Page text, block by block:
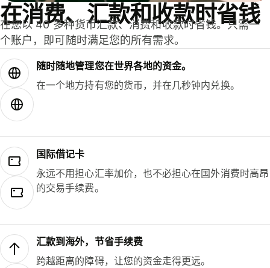
在消费、汇款和收款时省钱
在您以 40 多种货币汇款、消费和收款时省钱。只需一
个账户，即可随时满足您的所有需求。
随时随地管理您在世界各地的资金。
在一个地方持有您的货币，并在几秒钟内兑换。
国际借记卡
永远不用担心汇率加价，也不必担心在国外消费时高昂
的交易手续费。
汇款到海外，节省手续费
跨越距离的障碍，让您的资金走得更远。